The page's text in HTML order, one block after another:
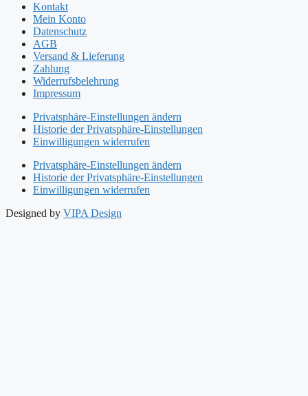
Kontakt
Mein Konto
Datenschutz
AGB
Versand & Lieferung
Zahlung
Widerrufsbelehrung
Impressum
Privatsphäre-Einstellungen ändern
Historie der Privatsphäre-Einstellungen
Einwilligungen widerrufen
Privatsphäre-Einstellungen ändern
Historie der Privatsphäre-Einstellungen
Einwilligungen widerrufen
Designed by VIPA Design